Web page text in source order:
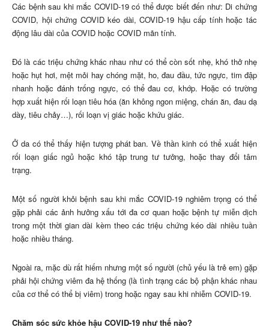
Các bệnh sau khi mắc COVID-19 có thể được biết đến như: Di chứng
COVID, hội chứng COVID kéo dài, COVID-19 hậu cấp tính hoặc tác
động lâu dài của COVID hoặc COVID mãn tính.
Đó là các triệu chứng khác nhau như có thể còn sốt nhẹ, khó thở nhẹ
hoặc hụt hơi, mệt mỏi hay chóng mặt, ho, đau đầu, tức ngực, tim đập
nhanh hoặc đánh trống ngực, có thể đau cơ, khớp. Hoặc có trường
hợp xuất hiện rối loạn tiêu hóa (ăn không ngon miệng, chán ăn, đau dạ
dày, tiêu chảy…), rối loạn vị giác hoặc khứu giác.
Ở da có thể thấy hiện tượng phát ban. Về thần kinh có thể xuất hiện
rối loạn giấc ngủ hoặc khó tập trung tư tưởng, hoặc thay đổi tâm
trạng.
Một số người khỏi bệnh sau khi mắc COVID-19 nghiêm trọng có thể
gặp phải các ảnh hưởng xấu tới đa cơ quan hoặc bệnh tự miễn dịch
trong một thời gian dài kèm theo các triệu chứng kéo dài nhiều tuần
hoặc nhiều tháng.
Ngoài ra, mặc dù rất hiếm nhưng một số người (chủ yếu là trẻ em) gặp
phải hội chứng viêm đa hệ thống (là tình trạng các bộ phận khác nhau
của cơ thể có thể bị viêm) trong hoặc ngay sau khi nhiễm COVID-19.
Chăm sóc sức khỏe hậu COVID-19 như thế nào?